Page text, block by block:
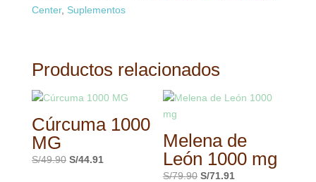
Center, Suplementos
Productos relacionados
Cúrcuma 1000
MG
S/49.90 El
S/44.91
Melena de
León 1000 mg
S/79.90 El
S/71.91